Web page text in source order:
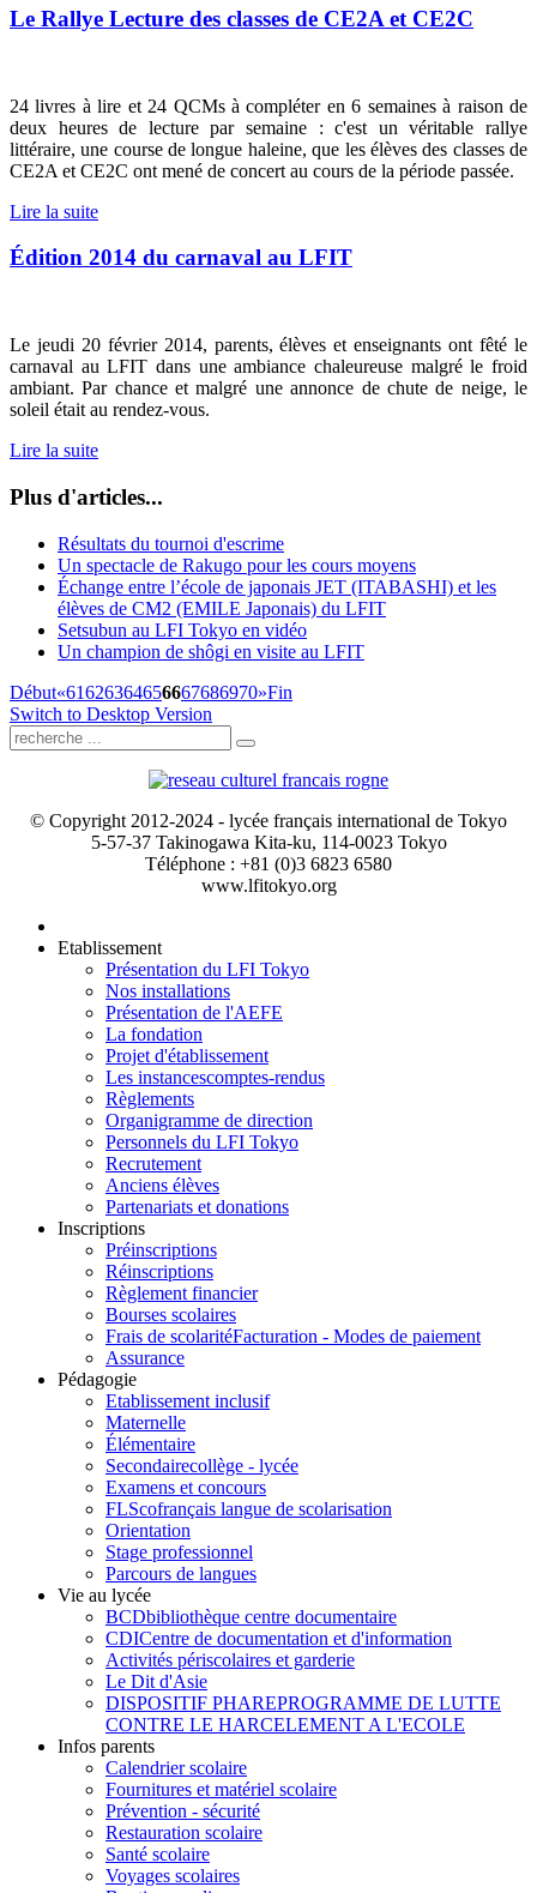
Le Rallye Lecture des classes de CE2A et CE2C
24 livres à lire et 24 QCMs à compléter en 6 semaines à raison de
deux heures de lecture par semaine : c'est un véritable rallye
littéraire, une course de longue haleine, que les élèves des classes de
CE2A et CE2C ont mené de concert au cours de la période passée.
Lire la suite
Édition 2014 du carnaval au LFIT
Le jeudi 20 février 2014, parents, élèves et enseignants ont fêté le
carnaval au LFIT dans une ambiance chaleureuse malgré le froid
ambiant. Par chance et malgré une annonce de chute de neige, le
soleil était au rendez-vous.
Lire la suite
Plus d'articles...
Résultats du tournoi d'escrime
Un spectacle de Rakugo pour les cours moyens
Échange entre l’école de japonais JET (ITABASHI) et les
élèves de CM2 (EMILE Japonais) du LFIT
Setsubun au LFI Tokyo en vidéo
Un champion de shôgi en visite au LFIT
Début«61626364656667686970»Fin
Switch to Desktop Version
© Copyright 2012-2024 - lycée français international de Tokyo
5-57-37 Takinogawa Kita-ku, 114-0023 Tokyo
Téléphone : +81 (0)3 6823 6580
www.lfitokyo.org
Etablissement
Présentation du LFI Tokyo
Nos installations
Présentation de l'AEFE
La fondation
Projet d'établissement
Les instancescomptes-rendus
Règlements
Organigramme de direction
Personnels du LFI Tokyo
Recrutement
Anciens élèves
Partenariats et donations
Inscriptions
Préinscriptions
Réinscriptions
Règlement financier
Bourses scolaires
Frais de scolaritéFacturation - Modes de paiement
Assurance
Pédagogie
Etablissement inclusif
Maternelle
Élémentaire
Secondairecollège - lycée
Examens et concours
FLScofrançais langue de scolarisation
Orientation
Stage professionnel
Parcours de langues
Vie au lycée
BCDbibliothèque centre documentaire
CDICentre de documentation et d'information
Activités périscolaires et garderie
Le Dit d'Asie
DISPOSITIF PHAREPROGRAMME DE LUTTE
CONTRE LE HARCELEMENT A L'ECOLE
Infos parents
Calendrier scolaire
Fournitures et matériel scolaire
Prévention - sécurité
Restauration scolaire
Santé scolaire
Voyages scolaires